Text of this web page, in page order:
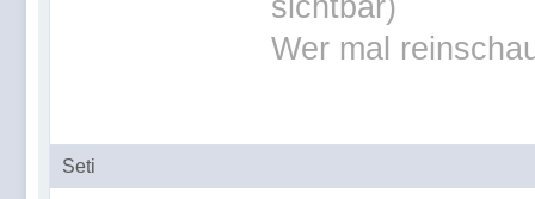
sichtbar)
Wer mal
Seti